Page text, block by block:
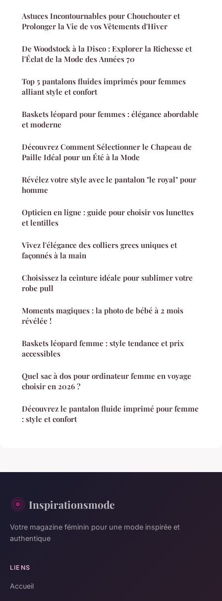
Astuces Incontournables pour Chouchouter et
Prolonger la Vie de vos Vêtements d'Hiver
De Woodstock à la Disco : Explorer la Richesse et
l'Éclat de la Mode des Années 70
Top 5 pantalons fluides imprimés pour femmes
alliant style et confort
Baskets léopard pour femmes : élégance abordable
et moderne
Découvrez Comment Sélectionner le Chapeau de
Paille Idéal pour un Été à la Mode
Révélez votre style avec le pantalon "le royal" pour
homme
Opticien en ligne : guide pour choisir vos lunettes
et lentilles
Vivez l'élégance des colliers grecs uniques et
façonnés à la main
Choisissez la ceinture idéale pour sublimer votre
robe pull
Moments magiques : la photo de bébé à 2 mois
révélée !
Baskets léopard femme : style tendance et prix
accessibles
Quel sac à dos pour ordinateur femme en voyage
choisir en 2026 ?
Découvrez le pantalon fluide imprimé pour femme
: style et confort
Inspirationsmode
Votre magazine féminin pour une mode inspirée et
authentique
LIENS
Accueil